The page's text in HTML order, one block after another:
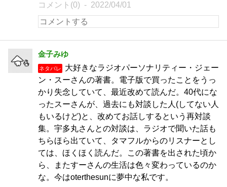
コメント(0) 2022/04/01
金子みゆ
ネタバレ
大好きなラジオパーソナリティー・ジェー
ン・スーさんの著書。電子版で買ったことをうっ
かり失念していて、最近改めて読んだ。40代にな
ったスーさんが、過去にも対談した人(してない人
もいるけど)と、改めてお話しするという再対談
集。宇多丸さんとの対談は、ラジオで聞いた話も
ちらほら出ていて、タマフルからのリスナーとし
ては、ほくほく読んだ。この著書を出された頃か
ら、またすーさんの生活は色々変わっているのか
な。今はoterthesunに夢中な私です。